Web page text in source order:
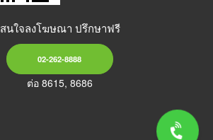
สนใจลงโฆษณา ปรึกษาฟรี
02-262-8888
ต่อ 8615, 8686